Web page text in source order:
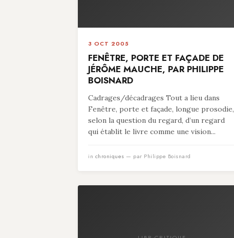
3 OCT 2005
FENÊTRE, PORTE ET FAÇADE DE
JÉRÔME MAUCHE, PAR PHILIPPE
BOISNARD
Cadrages/décadrages Tout a lieu dans
Fenêtre, porte et façade, longue prosodie,
selon la question du regard, d’un regard
qui établit le livre comme une vision...
in chroniques — par Philippe Boisnard